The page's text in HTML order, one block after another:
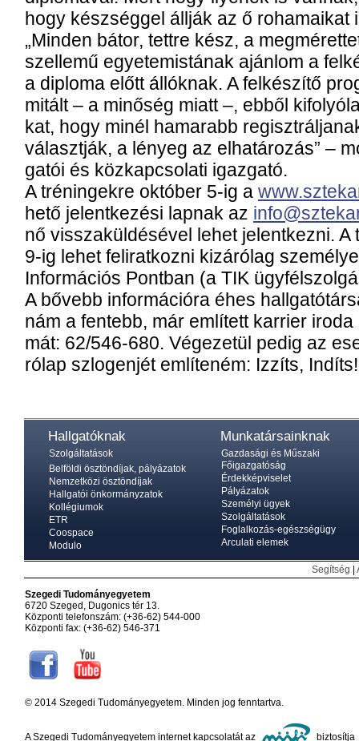
hogy kész­ség­gel áll­ják az ő ro­ha­ma­i­kat
„Min­den bá­tor, tett­re kész, a
szel­le­mű egye­te­mis­tá­nak aján­lom a
a dip­lo­ma előtt ál­lók­nak. A fel­ké­szí­tő
mi­tált – a mi­nő­ség mi­att –, eb­ből
kat, hogy mi­nél ha­ma­rabb
vá­laszt­ják, a lé­nyeg az el­ha­tá­ro­zás” –
ga­tói és köz­kap­cso­la­ti igaz­ga­tó.
A tré­nin­gek­re ok­tó­ber 5-ig a
he­tő je­lent­ke­zé­si lap­nak az
nő vis­­sza­kül­dé­sé­vel le­het je­lent­kez­ni.
9-ig le­het fel­irat­koz­ni ki­zá­ró­lag
In­for­má­ci­ós Pont­ban (a TIK
A bő­vebb in­for­má­ci­ó­ra éhes
nám a fen­tebb, már em­lí­tett kar­ri­er
mát: 62/546-680. Vé­ge­ze­tül pe­dig az
ró­lap szlo­gen­jét em­lí­te­ném: Iz­zíts, In­díts!
Hallgatóknak
Szolgáltatások
Belföldi ösztöndíjak, pályázatok
Nemzetközi ösztöndíjak
Hallgatói önkormányzatok
Kollégiumok
ETR
Coospace
Modulo
Munkatársainknak
Gazdasági és Műszaki
Főigazgatóság
Érdekképviselet
Pályázatok
Személyi ügyek
Szolgáltatások
Foglalkozás-egészségügy
Arculati elemek
Segítség
Szegedi Tudományegyetem
6720 Szeged, Dugonics tér 13.
Központi telefonszám: (+36-62) 544-000
Központi fax: (+36-62) 546-371
© 2014 Szegedi Tudományegyetem. Minden jog fenntartva.
A Szegedi Tudományegyetem internet kapcsolatát az biztosítja